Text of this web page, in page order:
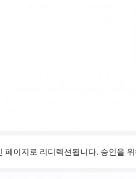
이지로 리디렉션됩니다. 승인을